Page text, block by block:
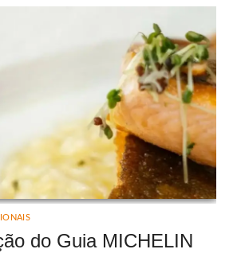
do Guia MICHELIN